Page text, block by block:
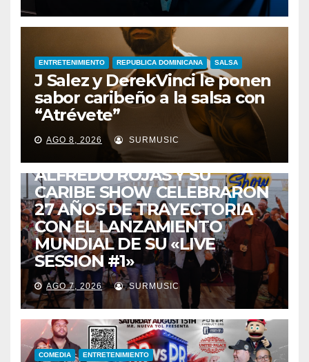
ENTRETENIMIENTO REPUBLICA DOMINICANA SALSA
J Salez y DerekVinci le ponen
sabor caribeño a la salsa con
“Atrévete”
AGO 8, 2026 SURMUSIC
ENTRETENIMIENTO GUARACHA ZULIANA LIVE SESSION
ZULIA
ALFREDO ROJAS Y SU
CARIBE SHOW CELEBRARON
27 AÑOS DE TRAYECTORIA
CON EL LANZAMIENTO
MUNDIAL DE SU «LIVE
SESSION #1»
AGO 7, 2026 SURMUSIC
COMEDIA ENTRETENIMIENTO